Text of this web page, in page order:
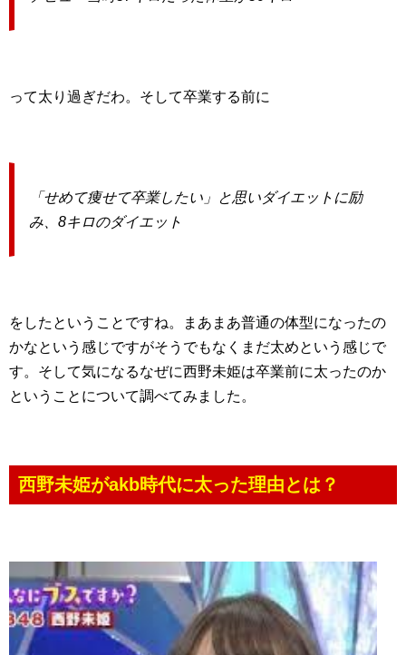
って太り過ぎだわ。そして卒業する前に
「せめて痩せて卒業したい」と思いダイエットに励
み、8キロのダイエット
をしたということですね。まあまあ普通の体型になったの
かなという感じですがそうでもなくまだ太めという感じで
す。そして気になるなぜに西野未姫は卒業前に太ったのか
ということについて調べてみました。
西野未姫がakb時代に太った理由とは？